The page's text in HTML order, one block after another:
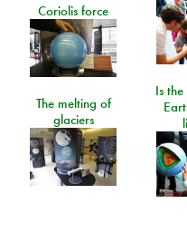
Coriolis force
Is
The melting of
glaciers